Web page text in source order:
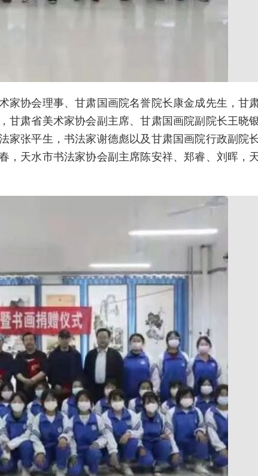
家协会理事、甘肃国画院名誉院长康金成先生，甘
甘肃省美术家协会副主席、甘肃国画院副院长王晓
家张平生，书法家谢德彪以及甘肃国画院行政副院
，天水市书法家协会副主席陈安祥、郑睿、刘晖，